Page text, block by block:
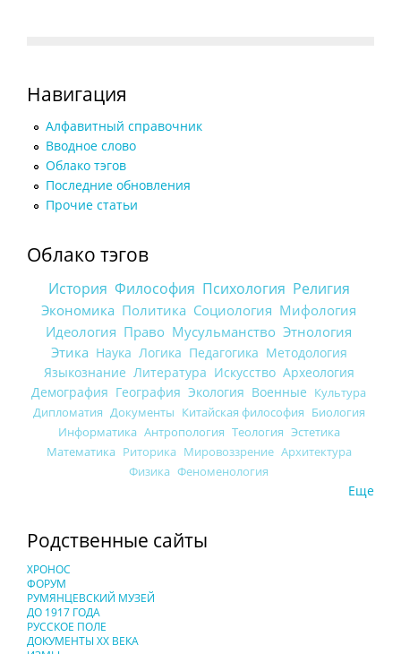
Навигация
Алфавитный справочник
Вводное слово
Облако тэгов
Последние обновления
Прочие статьи
Облако тэгов
История Философия Психология Религия
Экономика Политика Социология Мифология
Идеология Право Мусульманство Этнология
Этика Наука Логика Педагогика Методология
Языкознание Литература Искусство Археология
Демография География Экология Военные Культура
Дипломатия Документы Китайская философия Биология
Информатика Антропология Теология Эстетика
Математика Риторика Мировоззрение Архитектура
Физика Феноменология
Еще
Родственные сайты
ХРОНОС
ФОРУМ
РУМЯНЦЕВСКИЙ МУЗЕЙ
ДО 1917 ГОДА
РУССКОЕ ПОЛЕ
ДОКУМЕНТЫ XX ВЕКА